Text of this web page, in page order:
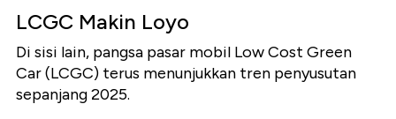
LCGC Makin Loyo
Di sisi lain, pangsa pasar mobil Low Cost Green
Car (LCGC) terus menunjukkan tren penyusutan
sepanjang 2025.